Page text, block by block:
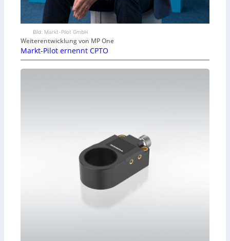
Bild: Markt-Pilot GmbH
Weiterentwicklung von MP One
Markt-Pilot ernennt CPTO